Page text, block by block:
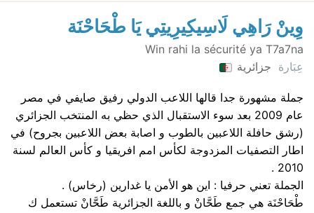
وِينْ رَاهِي لَاسِيكِيرِيتِي يَا طْحَاحْنَة
Win rahi la sécurité ya T7a7na
عِبَارة جزائرية
جملة مشهورة جدا قالها اللاعب الدولي رفيق صايفي في مصر
عام 2009 بعد سوء الاستقبال الذي حظي به المنتخب الجزائري
(رشق حافلة اللاعبين بالطوب و اصابة بعض اللاعبين بجروح) في
اطار التصفيات المزدوجة لكأس امم افريقيا و كأس العالم لسنة
2010 .
الجملة تعني حرفيا : اين هو الأمن يا غدارين (رخاس) .
طْحَاحْنَة هي جمع طَحَّانْ و باللغة الجزائرية طَحَّانْ تستعمل ك